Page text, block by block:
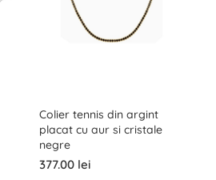
Colier tennis din argint
placat cu aur si cristale
negre
377.00 lei